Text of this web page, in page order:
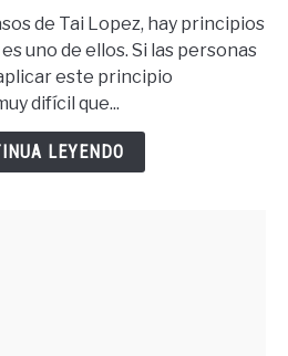
de Tai Lopez, hay principios
uno de ellos. Si las personas
este principio
difícil que...
LEYENDO